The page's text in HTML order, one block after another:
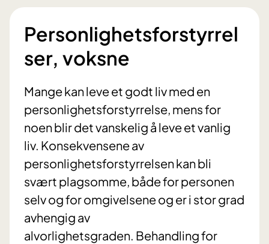
Personlighetsforstyrrel
ser, voksne
Mange kan leve et godt liv med en
personlighetsforstyrrelse, mens for
noen blir det vanskelig å leve et vanlig
liv. Konsekvensene av
personlighetsforstyrrelsen kan bli
svært plagsomme, både for personen
selv og for omgivelsene og er i stor grad
avhengig av
alvorlighetsgraden. Behandling for